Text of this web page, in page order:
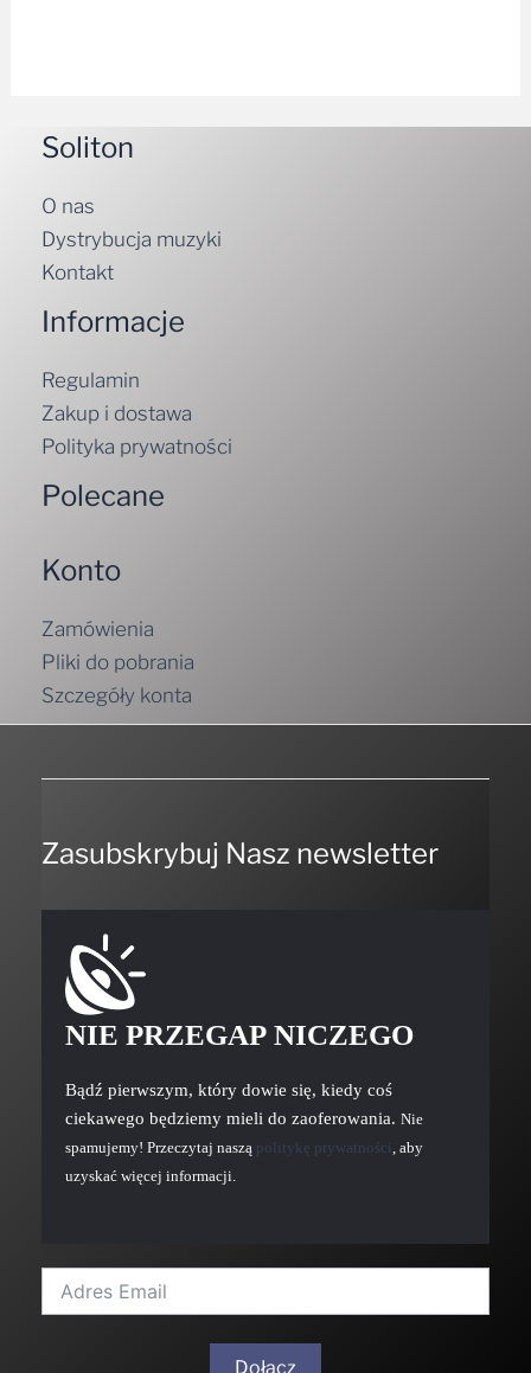
Dystrybucja muzyki
Kontakt
Informacje
Zakup i dostawa
Polityka prywatności
Polecane
Pliki do pobrania
Szczegóły konta
NIE PRZEGAP NICZEGO
Bądź pierwszym, który dowie się, kiedy coś
ciekawego będziemy mieli do zaoferowania.
spamujemy! Przeczytaj nasząpolitykę prywatności
Dołącz